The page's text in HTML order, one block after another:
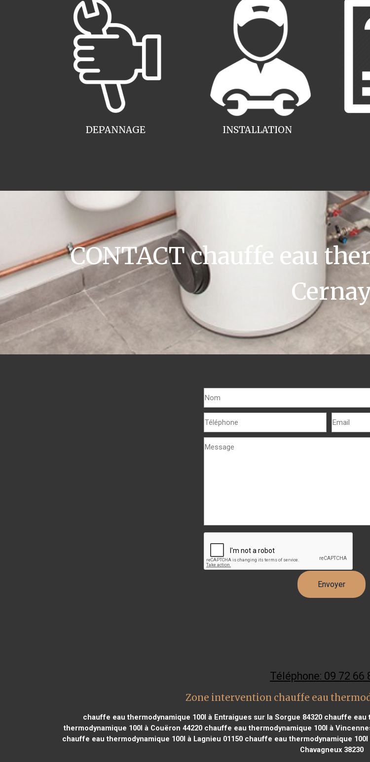
INSTALLATION
DEPANNAGE
CONTACT chauffe eau
Téléphone: 09 72 66
Zone intervention chauffe eau
chauffe eau thermodynamique 100l à Entraigues sur la Sorgue 84320chauffe eau
thermodynamique 100l à Couëron 44220 chauffe eau thermodynamique 100l à
chauffe eau thermodynamique 100l à Lagnieu 01150chauffe eau thermodynamique 100l
Chavagneux 38230